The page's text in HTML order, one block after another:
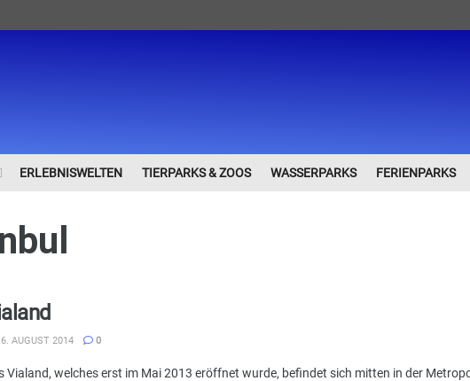
ERLEBNISWELTEN TIERPARKS & ZOOS WASSERPARKS FERIENPARKS
AUGUST 2014 0
Vialand, welches erst im Mai 2013 eröffnet wurde, befindet sich mitten in der